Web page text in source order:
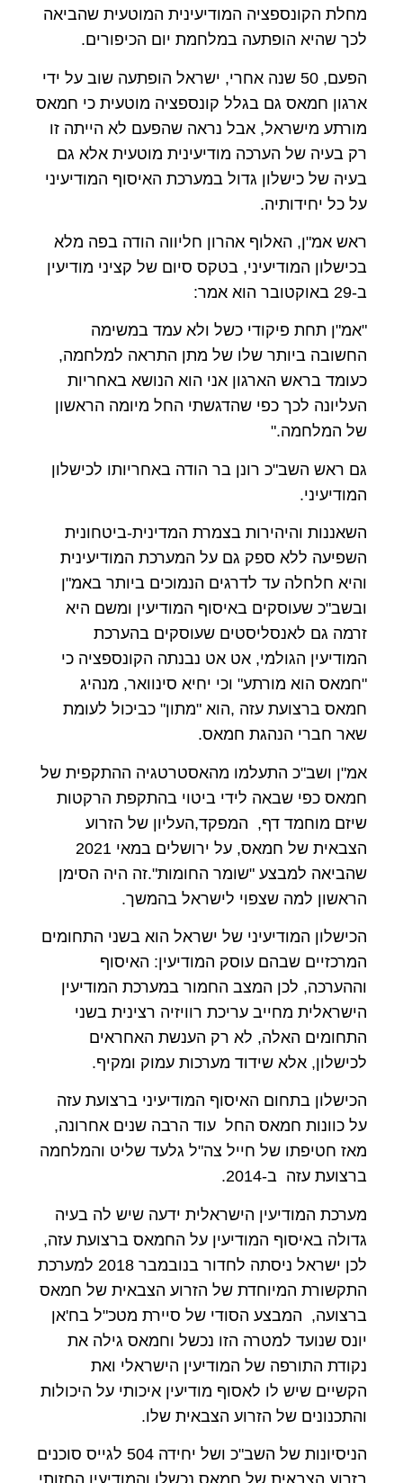
מחלת הקונספציה המודיעינית המוטעית שהביאה
לכך שהיא הופתעה במלחמת יום הכיפורים.
הפעם, 50 שנה אחרי, ישראל הופתעה שוב על ידי
ארגון חמאס גם בגלל קונספציה מוטעית כי חמאס
מורתע מישראל, אבל נראה שהפעם לא הייתה זו
רק בעיה של הערכה מודיעינית מוטעית אלא גם
בעיה של כישלון גדול במערכת האיסוף המודיעיני
על כל יחידותיה.
ראש אמ"ן, האלוף אהרון חליווה הודה בפה מלא
בכישלון המודיעיני, בטקס סיום של קציני מודיעין
ב-29 באוקטובר הוא אמר:
"אמ"ן תחת פיקודי כשל ולא עמד במשימה
החשובה ביותר שלו של מתן התראה למלחמה,
כעומד בראש הארגון אני הוא הנושא באחריות
העליונה לכך כפי שהדגשתי החל מיומה הראשון
של המלחמה."
גם ראש השב"כ רונן בר הודה באחריותו לכישלון
המודיעיני.
השאננות והיהירות בצמרת המדינית-ביטחונית
השפיעה ללא ספק גם על המערכת המודיעינית
והיא חלחלה עד לדרגים הנמוכים ביותר באמ"ן
ובשב"כ שעוסקים באיסוף המודיעין ומשם היא
זרמה גם לאנסליסטים שעוסקים בהערכת
המודיעין הגולמי, אט אט נבנתה הקונספציה כי
"חמאס הוא מורתע" וכי יחיא סינוואר, מנהיג
חמאס ברצועת עזה ,הוא "מתון" כביכול לעומת
שאר חברי הנהגת חמאס.
אמ"ן ושב"כ התעלמו מהאסטרטגיה ההתקפית של
חמאס כפי שבאה לידי ביטוי בהתקפת הרקטות
שיזם מוחמד דף, המפקד,העליון של הזרוע
הצבאית של חמאס, על ירושלים במאי 2021
שהביאה למבצע "שומר החומות".זה היה הסימן
הראשון למה שצפוי לישראל בהמשך.
הכישלון המודיעיני של ישראל הוא בשני התחומים
המרכזיים שבהם עוסק המודיעין: האיסוף
וההערכה, לכן המצב החמור במערכת המודיעין
הישראלית מחייב עריכת רוויזיה רצינית בשני
התחומים האלה, לא רק הענשת האחראים
לכישלון, אלא שידוד מערכות עמוק ומקיף.
הכישלון בתחום האיסוף המודיעיני ברצועת עזה
על כוונות חמאס החל עוד הרבה שנים אחרונה,
מאז חטיפתו של חייל צה"ל גלעד שליט והמלחמה
ברצועת עזה ב-2014.
מערכת המודיעין הישראלית ידעה שיש לה בעיה
גדולה באיסוף המודיעין על החמאס ברצועת עזה,
לכן ישראל ניסתה לחדור בנובמבר 2018 למערכת
התקשורת המיוחדת של הזרוע הצבאית של חמאס
ברצועה, המבצע הסודי של סיירת מטכ"ל בח'אן
יונס שנועד למטרה הזו נכשל וחמאס גילה את
נקודת התורפה של המודיעין הישראלי ואת
הקשיים שיש לו לאסוף מודיעין איכותי על היכולות
והתכנונים של הזרוע הצבאית שלו.
הניסיונות של השב"כ ושל יחידה 504 לגייס סוכנים